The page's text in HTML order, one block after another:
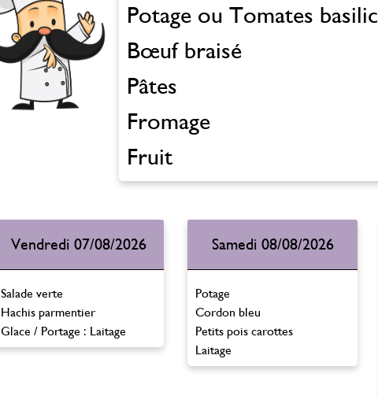
Potage ou Tomates basilic
Bœuf braisé
Pâtes
Fromage
Fruit
Vendredi 07/08/2026
Salade verte
Hachis parmentier
Glace / Portage : Laitage
Samedi 08/08/2026
Potage
Cordon bleu
Petits pois carottes
Laitage